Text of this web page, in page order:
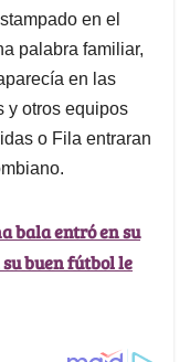
en el
palabra familiar,
en las
y otros equipos
o Fila entraran
bala entró en su
buen fútbol le